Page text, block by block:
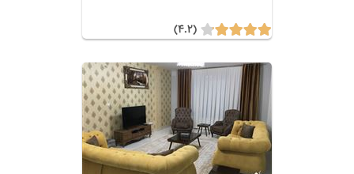
(۴.۲)